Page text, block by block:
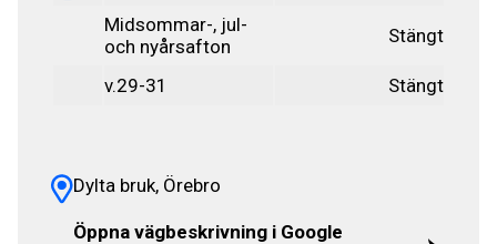
Midsommar-, jul-
och nyårsafton
Stängt
v.29-31 Stängt
Dylta bruk, Örebro
Öppna vägbeskrivning i Google